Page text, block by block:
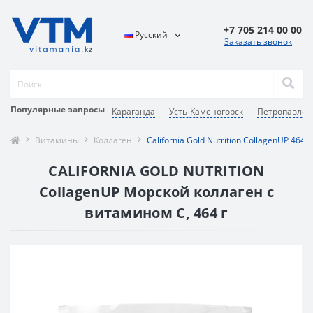
Популярные запросы Караганда Усть-Каменогорск
Русский +7 705 214 00 00
Заказать звонок
Витамины Коллаген California Gold Nutrition CollagenUP 464 g
CALIFORNIA GOLD NUTRITION
CollagenUP Морской коллаген с
витамином C, 464 г